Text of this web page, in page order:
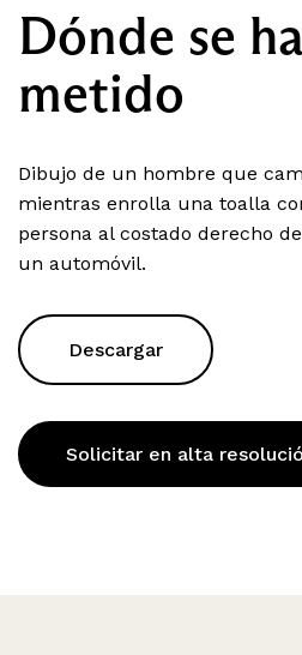
Dónde se
metido
Dibujo de un hombre que
mientras enrolla una toalla
persona al costado derecho
un automóvil.
Descargar
Solicitar en alta